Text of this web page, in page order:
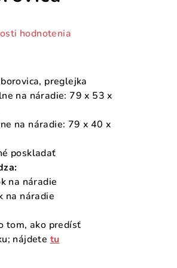
hodnotenia
preglejka
na náradie: 79 x 53 x
na náradie: 79 x 40 x
poskladať
na náradie
na náradie
tom, ako predísť
nájdetetu